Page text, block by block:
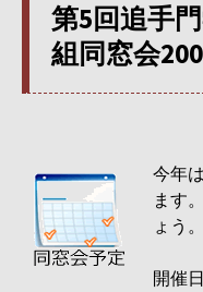
第5回追手
組同窓会
今年
ます
ょう。
開催